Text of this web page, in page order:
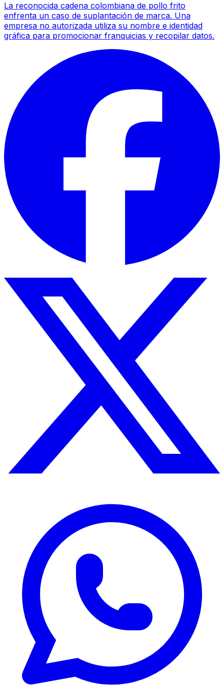
La reconocida cadena colombiana de pollo frito
enfrenta un caso de suplantación de marca. Una
empresa no autorizada utiliza su nombre e identidad
gráfica para promocionar franquicias y recopilar datos.